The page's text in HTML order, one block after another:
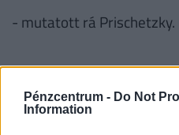
Pénzcentrum - Do Not
Information
- mutatott rá Prischetzky.